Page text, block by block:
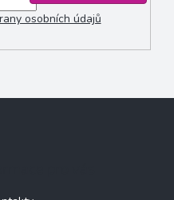
osobních údajů